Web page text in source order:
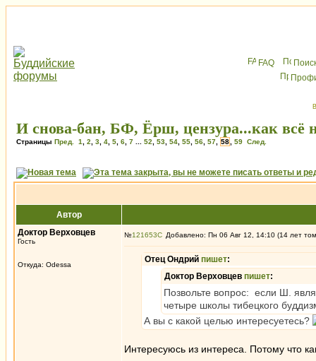
FAQ
И снова-бан, БФ, Ёрш, цензура...как всё
Страницы Пред. 1 2 3 4 5 6 7 52 53 54 55 56 57 58 59 След.
Автор
Доктор Верховцев
Гость
Откуда: Odessa
№121653 Добавлено: Пн 06 Авг 12, 14:10 (14 лет
Отец Ондрий пишет:
Доктор Верховцев пишет:
Позвольте вопрос: если Ш.
четыре школы тибецкого
А вы с какой целью интересуетесь?
Интересуюсь из интереса. Потому что